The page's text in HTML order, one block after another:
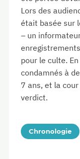
Lors des
était basée sur
– un
pour le culte.
condamnés à
7 ans, et la
verdict.
Chronologie